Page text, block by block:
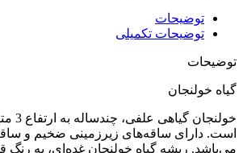
توضیحات
توضیحات تکمیلی
توضیحات
گیاه خولنجان
است. دارای ساقه‌های زیرزمینی ضخیم و
می‌باشد. ریشه گیاه خولنجان غده‌ای، به رنگ